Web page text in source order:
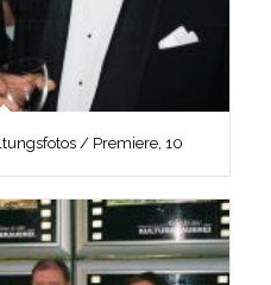
/ Premiere, 10